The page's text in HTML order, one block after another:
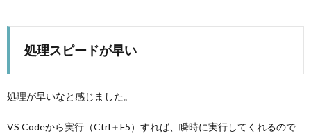
処理スピードが早い
処理が早いなと感じました。
VS Codeから実行（Ctrl＋F5）すれば、瞬時に実行してくれるので